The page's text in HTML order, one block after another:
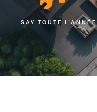
SAV TOUTE L'ANNÉE